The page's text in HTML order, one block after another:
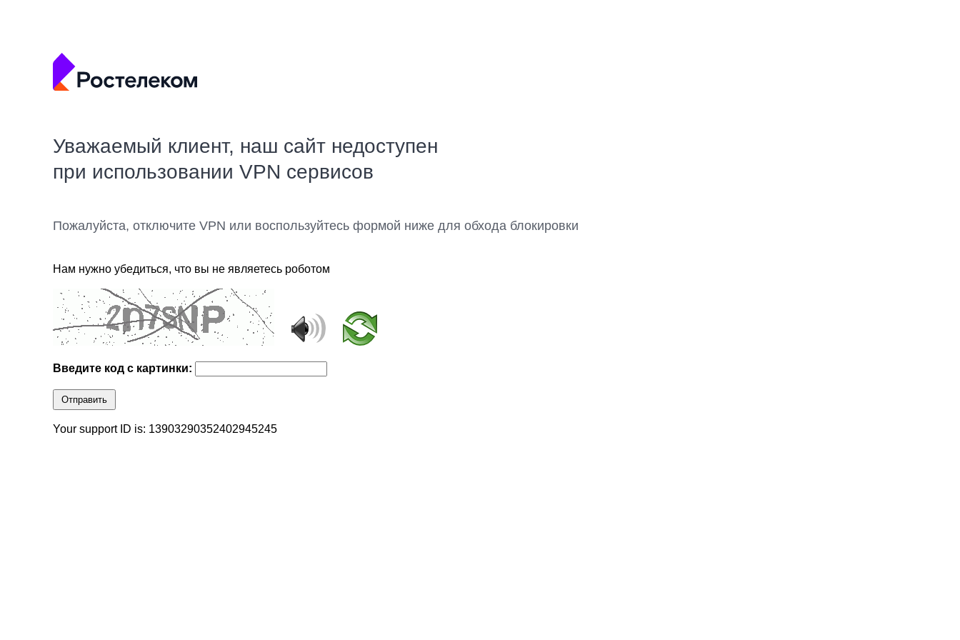
Уважаемый клиент, наш сайт недоступен
при использовании VPN сервисов
Пожалуйста, отключите VPN или воспользуйтесь формой ниже для обхода блокировки
Нам нужно убедиться, что вы не являетесь роботом
Введите код с картинки:
Отправить
Your support ID is: 13903290352402945245